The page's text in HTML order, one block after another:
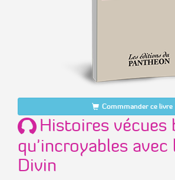
Commmander ce livre
Histoires vécues
qu'incroyables avec
Divin